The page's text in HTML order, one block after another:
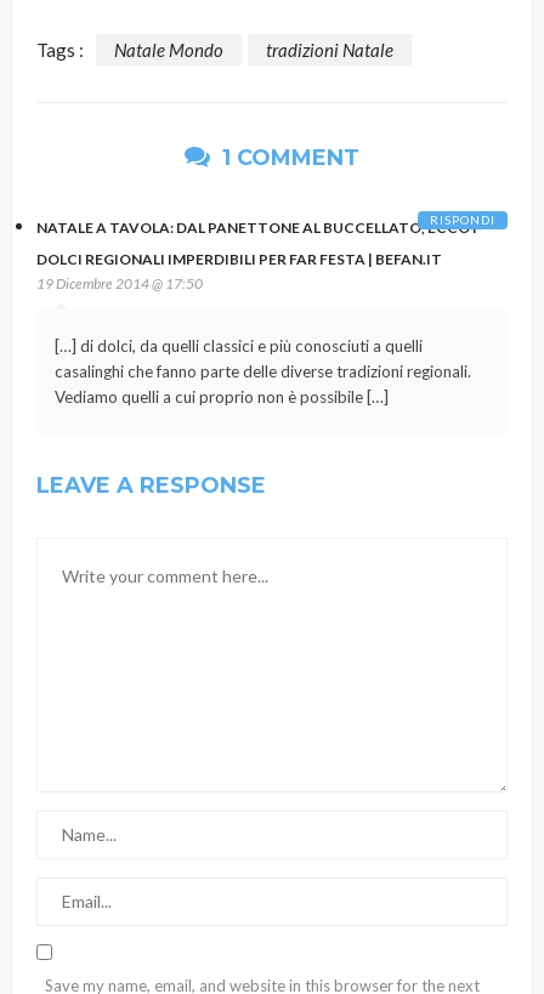
Tags : Natale Mondo tradizioni Natale
1 COMMENT
NATALE A TAVOLA: DAL PANETTONE AL BUCCELLATO, ECCO I
DOLCI REGIONALI IMPERDIBILI PER FAR FESTA | BEFAN.IT
19 Dicembre 2014 @ 17:50
[…] di dolci, da quelli classici e più conosciuti a quelli
casalinghi che fanno parte delle diverse tradizioni regionali.
Vediamo quelli a cui proprio non è possibile […]
RISPONDI
LEAVE A RESPONSE
Save my name, email, and website in this browser for the next